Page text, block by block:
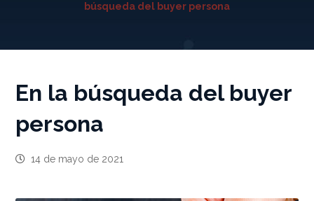
búsqueda del buyer persona
En la búsqueda del buyer
persona
14 de mayo de 2021